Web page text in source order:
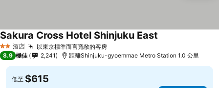
2 星級酒店 以東京標準而言寬敞的客房
Sakura Cross Hotel Shinjuku East
8.9 極佳 2,241 距離Shinjuku-gyoemmae Metro Station 1.0 公里
低至 $615